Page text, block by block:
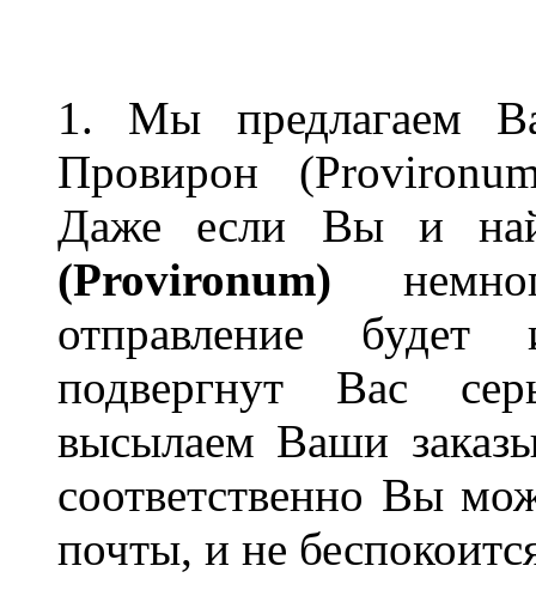
1. Мы предлагаем
Провирон
Даже если Вы и
(Provironum)
отправление
подвергнут Вас
высылаем Ваши
соответственно Вы
почты, и не